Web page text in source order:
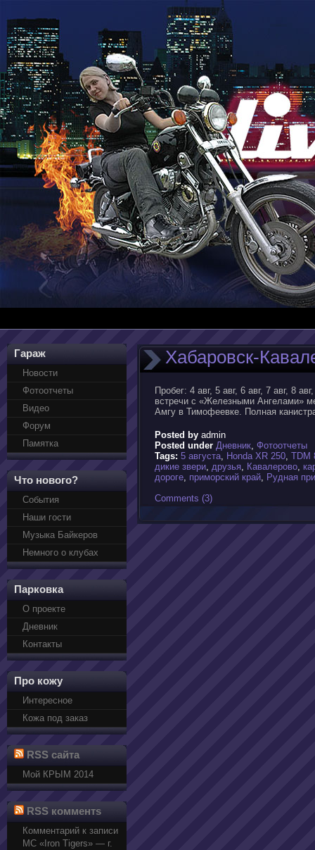
Гараж
Новости
Фотоотчеты
Видео
Форум
Памятка
Что нового?
События
Наши гости
Музыка Байкеров
Немного о клубах
Парковка
О проекте
Дневник
Контакты
Про кожу
Интересное
Кожа под заказ
RSS сайта
Мой КРЫМ 2014
RSS комментs
Комментарий к записи
МС «Iron Tigers» — г.
Хабаровск-
Пробег: 4 авг, 5 авг, 6 авг, 7 авг, 8
встречи с «Железными Ангелами»
Амгу в Тимофеевке. Полная
Posted by admin
Posted under Дневник, Фотоотчеты
Tags: 5 августа, Honda XR 250, TDM
дикие звери, друзья, Кавалерово,
дороге, приморский край, Рудная
Comments (3)